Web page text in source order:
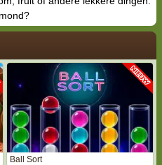
Ball Sort